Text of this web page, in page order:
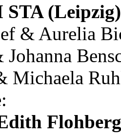
& Aurelia
Michaela